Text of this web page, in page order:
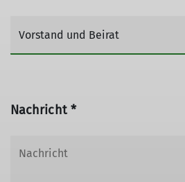
Nachricht *